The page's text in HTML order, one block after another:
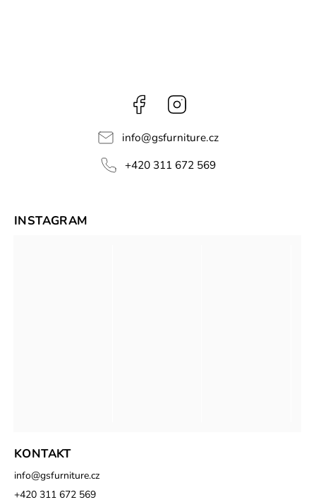
Facebook
info@gsfurniture.cz
+420 311 672 569
KONTAKT
info@gsfurniture.cz
+420 311 672 569
INSTAGRAM